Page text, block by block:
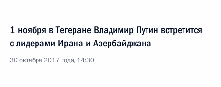
1 ноября в Тегеране Владимир Путин встретится
с лидерами Ирана и Азербайджана
30 октября 2017 года, 14:30